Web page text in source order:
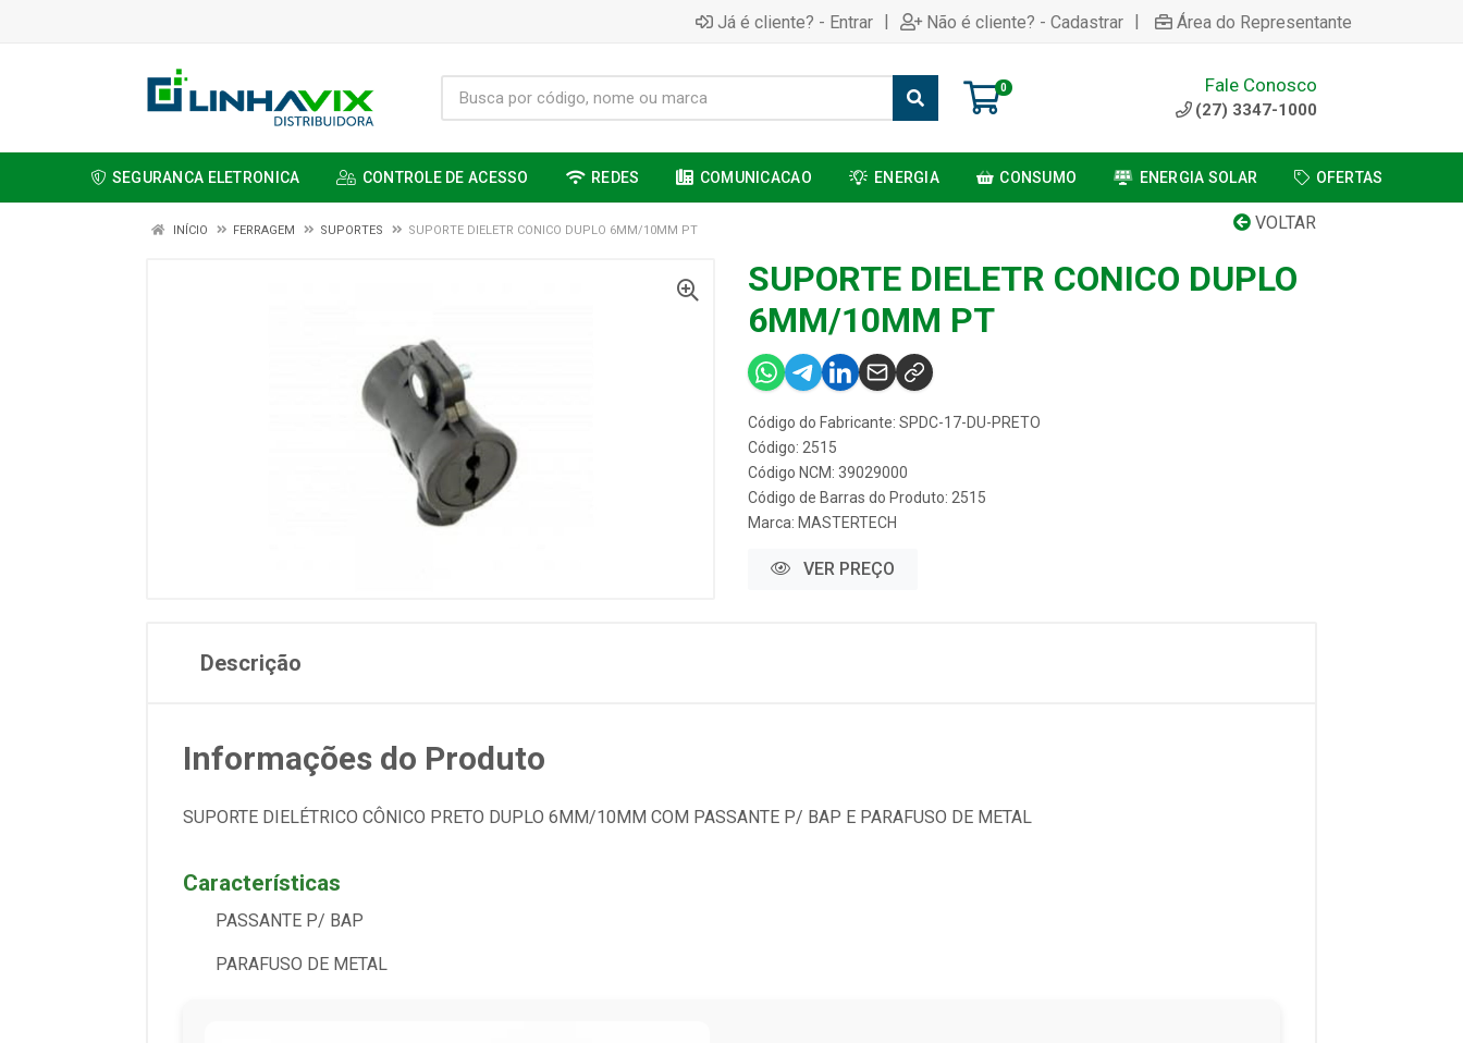
Já é cliente? - Entrar | Não é cliente? - Cadastrar | Área do Representante
0 Fale Conosco
(27) 3347-1000
SEGURANCA ELETRONICA CONTROLE DE ACESSO REDES COMUNICACAO ENERGIA CONSUMO ENERGIA SOLAR OFERTAS
VOLTAR
INÍCIO FERRAGEM SUPORTES SUPORTE DIELETR CONICO DUPLO 6MM/10MM PT
SUPORTE DIELETR CONICO DUPLO
6MM/10MM PT
Código do Fabricante: SPDC-17-DU-PRETO
Código: 2515
Código NCM: 39029000
Código de Barras do Produto: 2515
Marca: MASTERTECH
VER PREÇO
Descrição
Informações do Produto
SUPORTE DIELÉTRICO CÔNICO PRETO DUPLO 6MM/10MM COM PASSANTE P/ BAP E PARAFUSO DE METAL
Características
PASSANTE P/ BAP
PARAFUSO DE METAL